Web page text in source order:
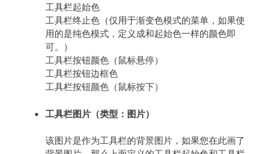
工具栏起始色
工具栏终止色（仅用于渐变色模式的菜单，如果使
用的是纯色模式，定义成和起始色一样的颜色即
可。）
工具栏按钮颜色（鼠标悬停）
工具栏按钮边框色
工具栏按钮颜色（鼠标按下）
工具栏图片（类型：图片）
该图片是作为工具栏的背景图片，如果您在此画了